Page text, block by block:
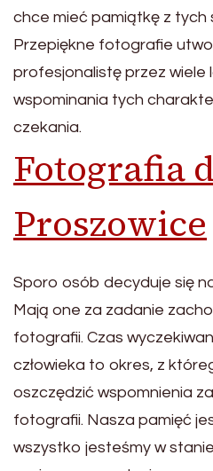
chce mieć pamiątkę z tych
Przepiękne fotografie
profesjonalistę przez
wspominania tych
czekania.
Fotografia
Proszowice
Sporo osób decyduje się
Mają one za zadanie
fotografii. Czas
człowieka to okres, z
oszczędzić wspomnienia
fotografii. Nasza pamięć
wszystko jesteśmy w